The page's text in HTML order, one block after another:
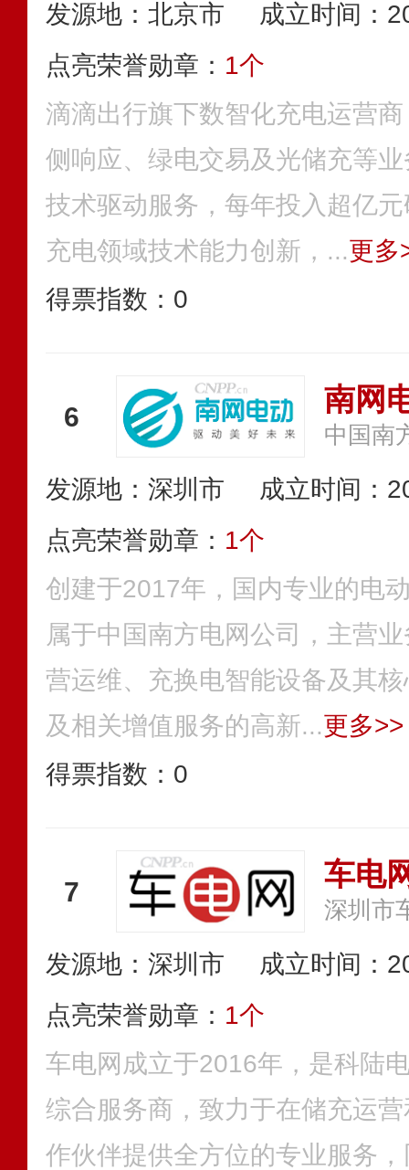
发源地：北京市
成立时间：
点亮荣誉勋章： 1个
滴滴出行旗下数智化充电运营
侧响应、绿电交易及光储充等
技术驱动服务，每年投入超亿
充电领域技术能力创新，...更多
得票指数： 0
6 南网
中国南
发源地：深圳市
成立时间：
点亮荣誉勋章： 1个
创建于2017年，国内专业的电
属于中国南方电网公司，主营
营运维、充换电智能设备及其
及相关增值服务的高新...更多>>
得票指数： 0
7 车电
深圳市
发源地：深圳市
成立时间：
点亮荣誉勋章： 1个
车电网成立于2016年，是科陆
综合服务商，致力于在储充运
作伙伴提供全方位的专业服务